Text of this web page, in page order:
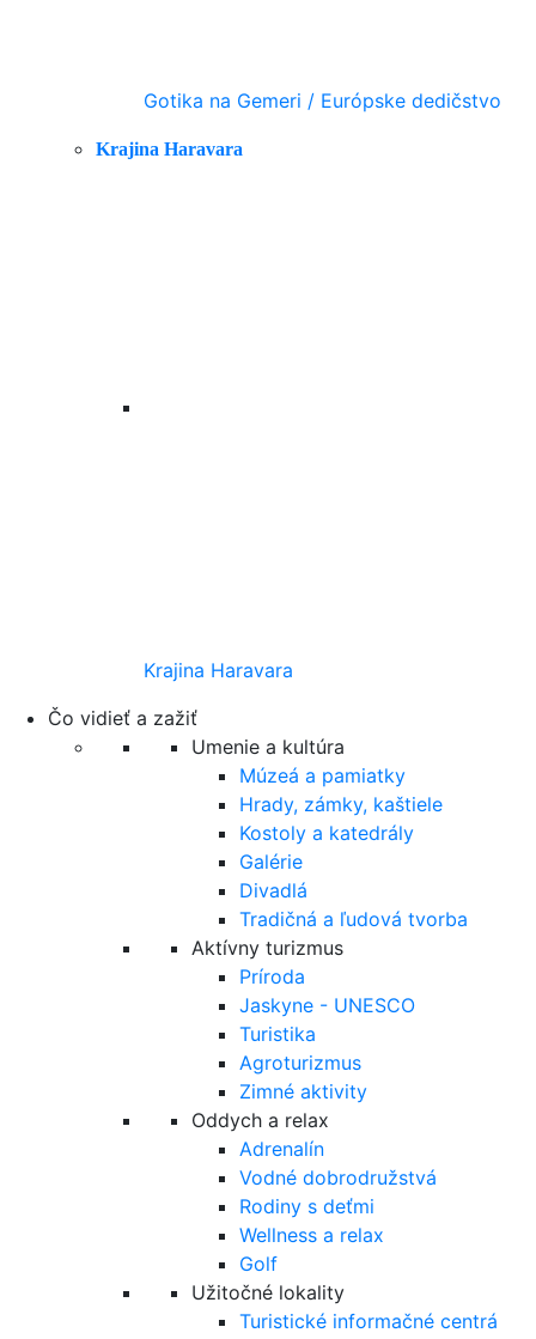
Gotika na Gemeri / Európske dedičstvo
Krajina Haravara
Krajina Haravara
Čo vidieť a zažiť
Umenie a kultúra
Múzeá a pamiatky
Hrady, zámky, kaštiele
Kostoly a katedrály
Galérie
Divadlá
Tradičná a ľudová tvorba
Aktívny turizmus
Príroda
Jaskyne - UNESCO
Turistika
Agroturizmus
Zimné aktivity
Oddych a relax
Adrenalín
Vodné dobrodružstvá
Rodiny s deťmi
Wellness a relax
Golf
Užitočné lokality
Turistické informačné centrá